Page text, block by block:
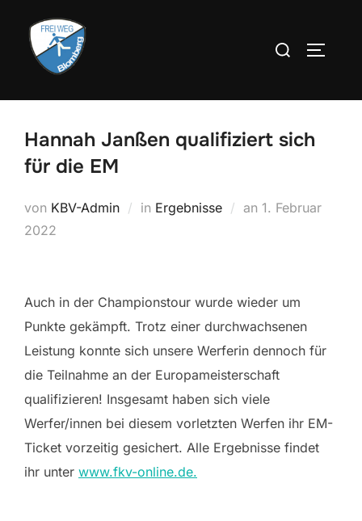
Inhalt
springen
Suchen
Hannah Janßen qualifiziert sich
für die EM
von KBV-Admin in Ergebnisse an Veröffentlicht
1. Februar
2022
Auch in der Championstour wurde wieder um
Punkte gekämpft. Trotz einer durchwachsenen
Leistung konnte sich unsere Werferin dennoch für
die Teilnahme an der Europameisterschaft
qualifizieren! Insgesamt haben sich viele
Werfer/innen bei diesem vorletzten Werfen ihr EM-
Ticket vorzeitig gesichert. Alle Ergebnisse findet
ihr unter www.fkv-online.de.